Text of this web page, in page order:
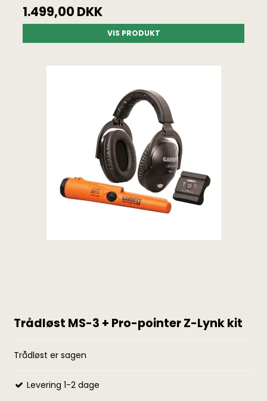
1.499,00 DKK
VIS PRODUKT
Trådløst MS-3 + Pro-pointer Z-Lynk kit
Trådløst er sagen
Levering 1-2 dage